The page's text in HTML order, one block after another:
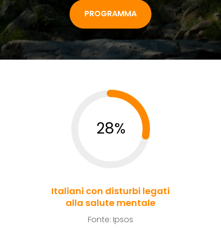
PROGRAMMA
28%
Italiani con disturbi legati
alla salute mentale
Fonte: Ipsos